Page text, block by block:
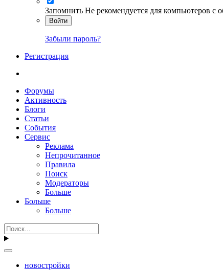
Запомнить Не рекомендуется для компьютеров с
Войти
Забыли пароль?
Регистрация
Форумы
Активность
Блоги
Статьи
События
Сервис
Реклама
Непрочитанное
Правила
Поиск
Модераторы
Больше
Больше
Больше
новостройки